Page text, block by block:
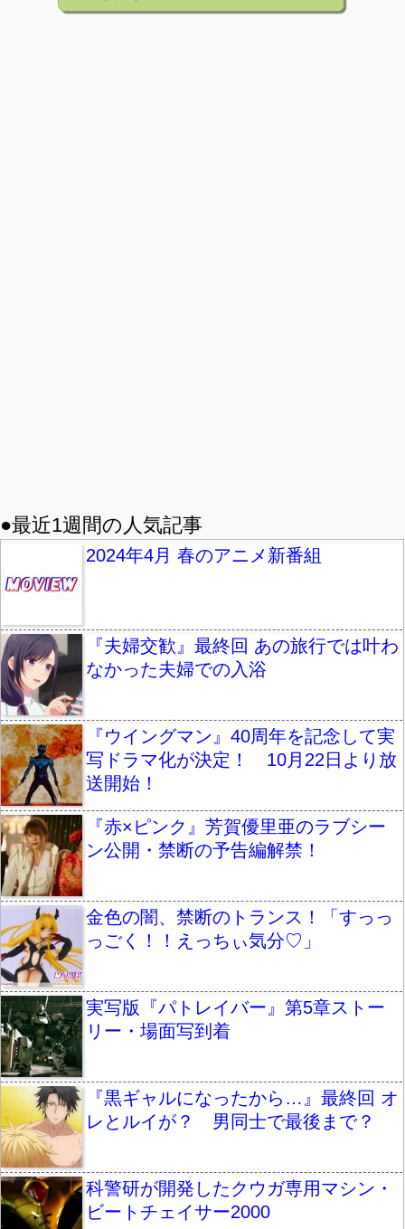
●最近1週間の人気記事
2024年4月 春のアニメ新番組
『夫婦交歓』最終回 あの旅行では叶わ
なかった夫婦での入浴
『ウイングマン』40周年を記念して実
写ドラマ化が決定！ 10月22日より放
送開始！
『赤×ピンク』芳賀優里亜のラブシー
ン公開・禁断の予告編解禁！
金色の闇、禁断のトランス！「すっっ
っごく！！えっちぃ気分♡」
実写版『パトレイバー』第5章ストー
リー・場面写到着
『黒ギャルになったから…』最終回 オ
レとルイが？ 男同士で最後まで？
科警研が開発したクウガ専用マシン・
ビートチェイサー2000